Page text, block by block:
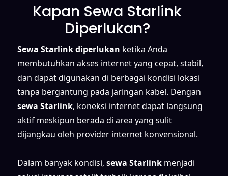
Kapan Sewa Starlink
Diperlukan?
Sewa Starlink diperlukan ketika Anda
membutuhkan akses internet yang cepat, stabil,
dan dapat digunakan di berbagai kondisi lokasi
tanpa bergantung pada jaringan kabel. Dengan
sewa Starlink, koneksi internet dapat langsung
aktif meskipun berada di area yang sulit
dijangkau oleh provider internet konvensional.
Dalam banyak kondisi, sewa Starlink menjadi